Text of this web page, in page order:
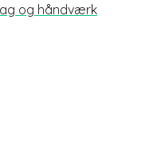
og håndværk